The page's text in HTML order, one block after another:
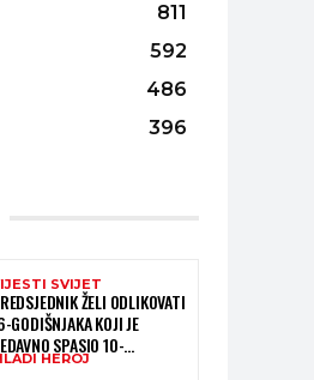
811
592
486
396
SVIJET
ŽELI ODLIKOVATI
GODIŠNJAKA KOJI JE
SPASIO 10-
DJEČAKA IZ
HEROJ